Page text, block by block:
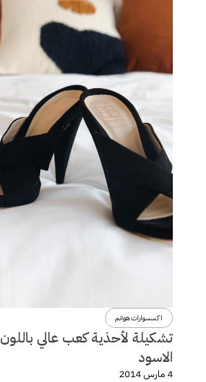
اكسسوارات هوانم
تشكيلة لأحذية كعب عالي باللون
الاسود
4 مارس 2014